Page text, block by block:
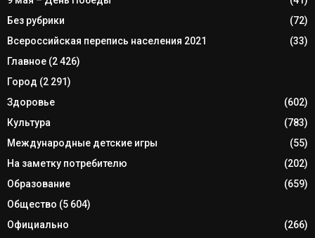
Без рубрики
(72)
Всероссийская перепись населения 2021
(33)
Главное (2 426)
Город (2 291)
Здоровье
(602)
Культура
(783)
Международные детские игры
(55)
На заметку потребителю
(202)
Образование
(659)
Общество (5 604)
Официально
(266)